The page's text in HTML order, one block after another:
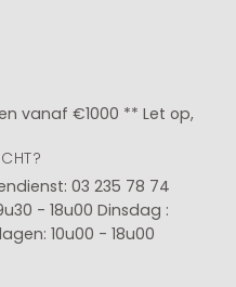
vanaf €1000 ** Let op,
03 235 78 74
- 18u00 Dinsdag :
10u00 - 18u00